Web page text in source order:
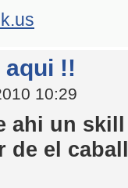
aqui !!
10:29
ahi un
de el